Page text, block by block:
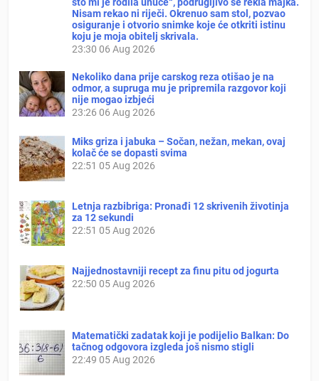
Nisam rekao ni riječi. Okrenuo sam stol, pozvao
osiguranje i otvorio snimke koje će otkriti istinu
koju je moja obitelj skrivala.
23:30 06 Aug 2026
Nekoliko dana prije carskog reza otišao je na
odmor, a supruga mu je pripremila razgovor koji
nije mogao izbjeći
23:26 06 Aug 2026
Miks griza i jabuka – Sočan, nežan, mekan, ovaj
kolač će se dopasti svima
22:51 05 Aug 2026
Letnja razbibriga: Pronađi 12 skrivenih životinja
za 12 sekundi
22:51 05 Aug 2026
Najjednostavniji recept za finu pitu od jogurta
22:50 05 Aug 2026
Matematički zadatak koji je podijelio Balkan: Do
tačnog odgovora izgleda još nismo stigli
22:49 05 Aug 2026